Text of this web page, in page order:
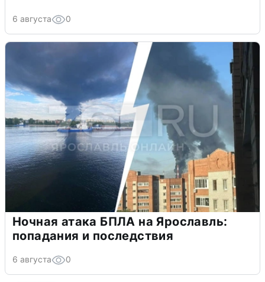
6 августа 0
Ночная атака БПЛА на Ярославль:
попадания и последствия
6 августа 0